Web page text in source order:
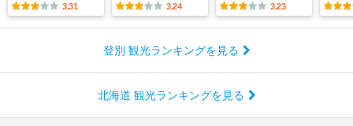
3.31 3.24 3.23
登別 観光ランキングを見る
北海道 観光ランキングを見る